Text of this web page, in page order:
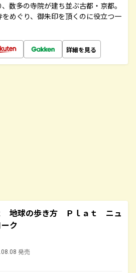
数多の寺院が建ち並ぶ古都・京都。
めぐり、御朱印を頂くのに役立つ一
詳細を見る
地球の歩き方 Ｐｌａｔ ニュ
ク
発売